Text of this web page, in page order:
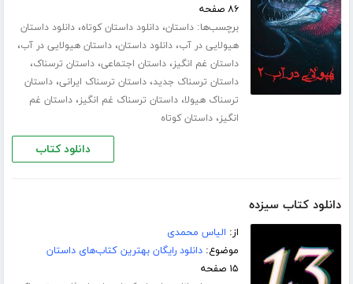
۸۶ صفحه
برچسب‌ها:داستان،دانلود داستان کوتاه،دانلود داستان
هیولایی در آب،دانلود داستان،داستان هیولایی در آب،
داستان غم انگیز،داستان اجتماعی،داستان ترسناک،
داستان ترسناک جدید،داستان ترسناک ایرانی،داستان
ترسناک هیولا،داستان ترسناک غم انگیز،داستان غم
انگیز،داستان کوتاه
دانلود کتاب
دانلود کتاب سیزده
از: الیاس محمدی
موضوع:دانلود رایگان بهترین کتاب‌های داستان
۱۵ صفحه